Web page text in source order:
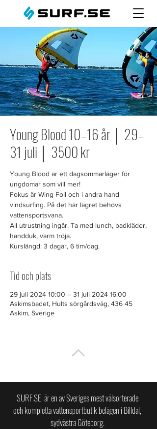
Young Blood 10–16 år │ 29–
31 juli │ 3500 kr
Young Blood är ett dagsommarläger för
ungdomar som vill mer!
Fokus är Wing Foil och i andra hand
vindsurfing. På det här lägret behövs
vattensportsvana.
All utrustning ingår. Ta med lunch, badkläder,
handduk, varm tröja.
Kurslängd: 3 dagar, 6 tim/dag.
Tid och plats
29 juli 2024 10:00 – 31 juli 2024 16:00
Askimsbadet, Hults sörgårdsväg, 436 45
Askim, Sverige
SURF.SE är en av Sveriges mest välsorterade
och kompletta vattensportbutik belägen i Billdal,
sydvästra Göteborg.